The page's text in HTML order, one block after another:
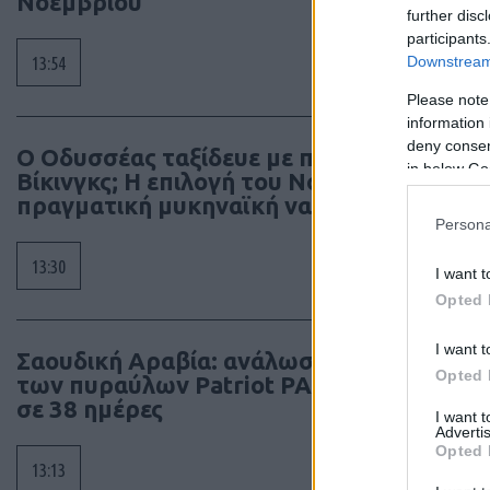
further
Please
information
deny
in below
I want
Opted
I want
Opted
I want
Opted
13:54
Ο Οδυσσέας ταξίδευε με πλοίο των
Βίκινγκς; Η επιλογή του Νόλαν και η
πραγματική μυκηναϊκή ναυπηγική
13:30
Σαουδική Αραβία: ανάλωσε το 86%
των πυραύλων Patriot PAC-3 μέσα
σε 38 ημέρες
13:13
Το
στα